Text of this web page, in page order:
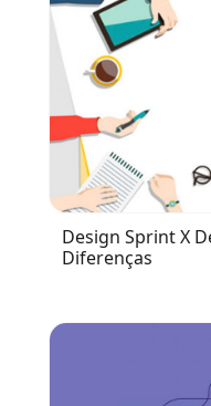
Design Sprint X
Diferenças